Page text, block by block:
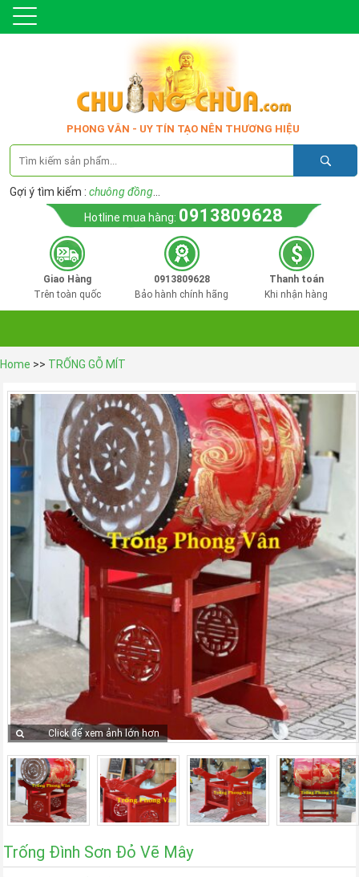
PHONG VÂN - UY TÍN TẠO NÊN THƯƠNG HIỆU
Gợi ý tìm kiếm : chuông đồng
Hotline mua hàng: 0913809628
Giao Hàng
Trên toàn quốc
0913809628
Bảo hành chính hãng
Thanh toán
Khi nhận hàng
Home >> TRỐNG GỖ MÍT
Click để xem ảnh lớn hơn
Trống Đình Sơn Đỏ Vẽ Mây